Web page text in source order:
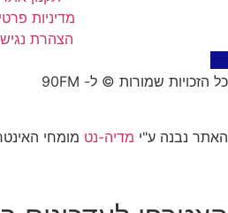
מדיניות
הצהרת
כל הזכויות שמורות © ל- 90FM
האתר נבנה ע"י מדיה-נט מומחי